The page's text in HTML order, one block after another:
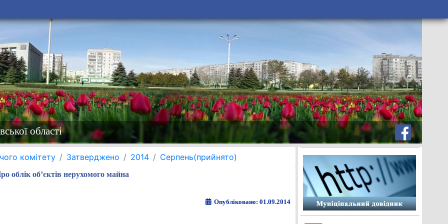
області
комітету Затверджено 2014 Серпень(прийнято)
облік об’єктів нерухомого майна
Опубліковано: 01.09.2014